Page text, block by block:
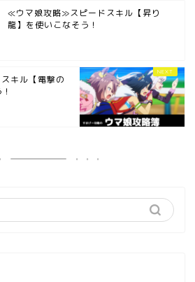
≪ウマ娘攻略≫スピードスキル【昇り
龍】を使いこなそう！
キル【電撃の